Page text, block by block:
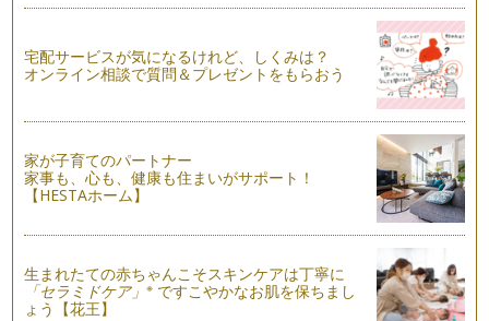
宅配サービスが気になるけれど、しくみは？
オンライン相談で質問＆プレゼントをもらおう
家が子育てのパートナー
家事も、心も、健康も住まいがサポート！
【HESTAホーム】
生まれたての赤ちゃんこそスキンケアは丁寧に
「セラミドケア」※ ですこやかなお肌を保ちまし
ょう【花王】